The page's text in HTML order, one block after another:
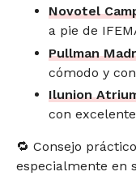
Novotel
a pie de
Pullman
cómodo y
Ilunion
con
🔁 Consejo
especialmente en